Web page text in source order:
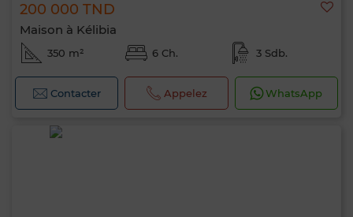
200 000 TND
Maison à Kélibia
350 m² 6 Ch. 3 Sdb.
Contacter Appelez WhatsApp